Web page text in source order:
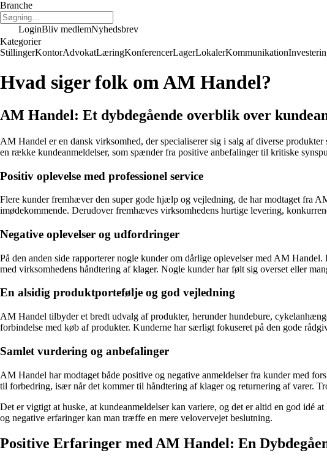
Branche
LoginBliv medlemNyhedsbrev
Kategorier
StillingerKontorAdvokatLæringKonferencerLagerLokalerKommunikation
Hvad siger folk om AM Handel?
AM Handel: Et dybdegående overblik over
AM Handel er en dansk virksomhed, der specialiserer sig i salg af diverse
en række kundeanmeldelser, som spænder fra positive anbefalinger til kritiske
Positiv oplevelse med professionel service
Flere kunder fremhæver den super gode hjælp og vejledning, de har modtaget fra
imødekommende. Derudover fremhæves virksomhedens hurtige levering,
Negative oplevelser og udfordringer
På den anden side rapporterer nogle kunder om dårlige oplevelser med AM
med virksomhedens håndtering af klager. Nogle kunder har følt sig overset eller
En alsidig produktportefølje og god vejledning
AM Handel tilbyder et bredt udvalg af produkter, herunder hundebure,
forbindelse med køb af produkter. Kunderne har særligt fokuseret på den gode
Samlet vurdering og anbefalinger
AM Handel har modtaget både positive og negative anmeldelser fra kunder med
til forbedring, især når det kommer til håndtering af klager og returnering af varer.
Det er vigtigt at huske, at kundeanmeldelser kan variere, og det er altid en god idé
og negative erfaringer kan man træffe en mere velovervejet beslutning.
Positive Erfaringer med AM Handel: En